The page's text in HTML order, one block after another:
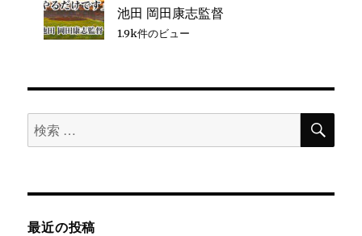
池田 岡田康志監督
1.9k件のビュー
検
索
象:
検
最近の投稿